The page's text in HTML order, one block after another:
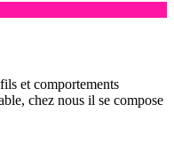
et comportements
chez nous il se compose